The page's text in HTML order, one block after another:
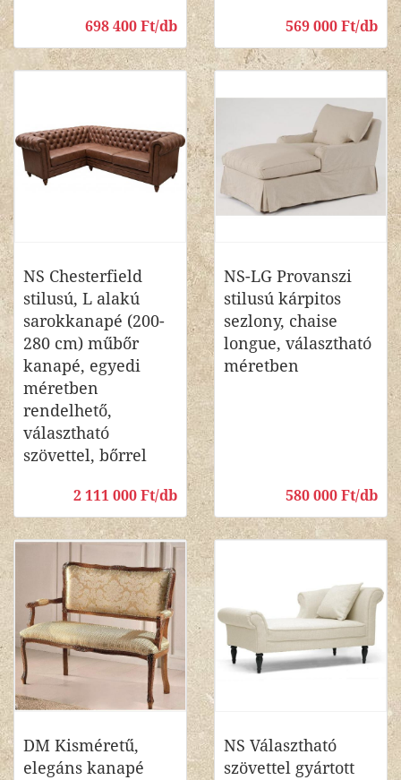
698 400 Ft/db 569 000 Ft/db
NS Chesterfield
stilusú, L alakú
sarokkanapé (200-
280 cm) műbőr
kanapé, egyedi
méretben
rendelhető,
választható
szövettel, bőrrel
2 111 000 Ft/db
NS-LG Provanszi
stilusú kárpitos
sezlony, chaise
longue, választható
méretben
580 000 Ft/db
DM Kisméretű,
elegáns kanapé
NS Választható
szövettel gyártott